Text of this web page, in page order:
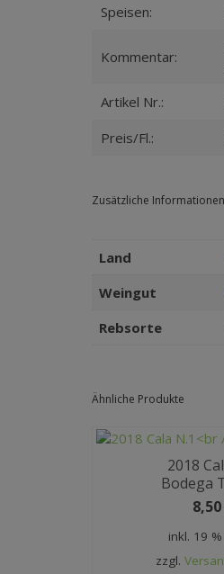
Speisen:
Kommentar:
Artikel Nr.:
Preis/Fl.:
Zusätzliche Informationen
Land
Weingut
Rebsorte
Ähnliche Produkte
2018
Bodega
8,50
inkl. 19
zzgl.